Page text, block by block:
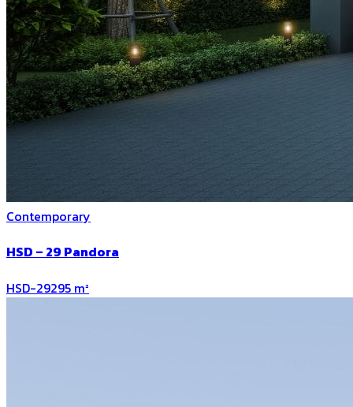
Contemporary
HSD – 29 Pandora
HSD-29295 m²